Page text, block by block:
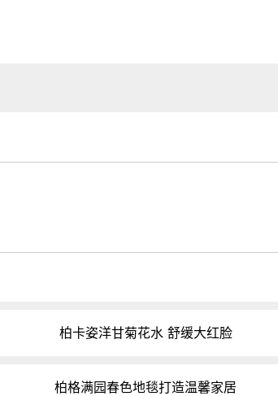
柏卡姿洋甘菊花水 舒缓大红脸
柏格满园春色地毯打造温馨家居